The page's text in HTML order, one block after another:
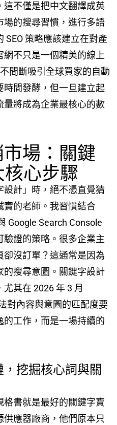
不僅是把中文翻譯成英
的搜尋習慣，進行多語
SEO 策略應該建立在對產
不只是一個精美的線上
間斷吸引全球買家的自動
間發酵，但一旦建立起
將成為企業最核心的數
場：關鍵
核心步驟
設計」時，絕不憑直覺猜
實的老師。我習慣結合
Google Search Console
證的策略。很多企業主
沒訂單？這通常是因為
的搜尋意圖。關鍵字設計
其在 2026 年 3 月
對內容與意圖的匹配度要
工作，而是一場持續的
挖掘核心詞與關
書就是最好的關鍵字寶
應器廠商，他們原本只